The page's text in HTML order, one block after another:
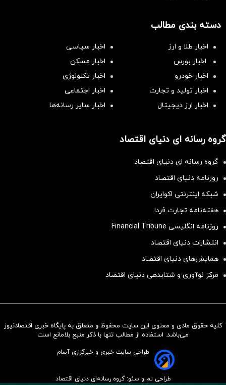
سرمایه‌گذاری همسنگ با شاخص
دسته بندی مطالب
اخبار طلا و ارز
اخبار سیاسی
اخبار بورس
اخبار مسکن
اخبار خودرو
اخبار تکنولوژی
اخبار تولید و تجارت
اخبار اجتماعی
اخبار ارز دیجیتال
اخبار سایر رسانه‌‌ها
گروه رسانه ای دنیای اقتصاد
گروه رسانه ای دنیای اقتصاد
روزنامه دنیای اقتصاد
شبکه اینترنتی اکوایران
هفته‌نامه تجارت فردا
روزنامه انگلیسی Financial Tribune
انتشارات دنیای اقتصاد
همایش‌های دنیای اقتصاد
مرکز نوآوری و شتابدهی دنیای اقتصاد
کلیه حقوق مادی و معنوی این سایت محفوظ و متعلق به پایگاه خبری اقتصادنیوز
می‌باشد. استفاده از مطالب تنها با ذکر منبع بلامانع است
طراحی سایت خبری و خبرگزاری آسام
طراحی تم و سئو: گروه رسانه‌ای دنیای اقتصاد